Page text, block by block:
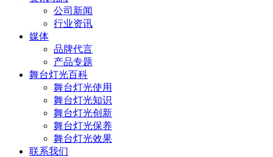
公司新闻
行业资讯
媒体
品牌代言
产品专题
舞台灯光百科
舞台灯光使用
舞台灯光知识
舞台灯光创新
舞台灯光保养
舞台灯光效果
联系我们